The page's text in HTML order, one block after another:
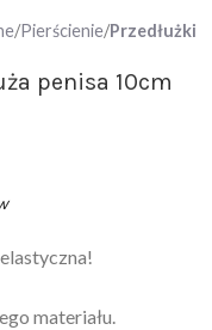
Pierścienie Przedłużki
penisa 10cm
materiału.